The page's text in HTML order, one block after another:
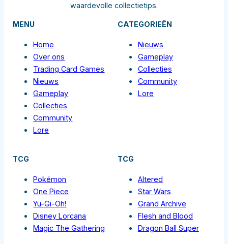
waardevolle collectietips.
MENU
Home
Over ons
Trading Card Games
Nieuws
Gameplay
Collecties
Community
Lore
CATEGORIEËN
Nieuws
Gameplay
Collecties
Community
Lore
TCG
Pokémon
One Piece
Yu-Gi-Oh!
Disney Lorcana
Magic The Gathering
TCG
Altered
Star Wars
Grand Archive
Flesh and Blood
Dragon Ball Super